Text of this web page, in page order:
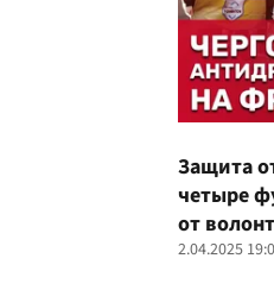
Защита
четыре
от
2.04.2025